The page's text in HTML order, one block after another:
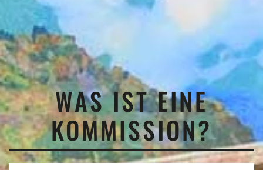
WAS IST EINE
KOMMISSION?